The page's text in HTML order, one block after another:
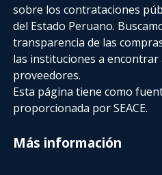
sobre los contrataciones
del Estado Peruano.
transparencia de las
las instituciones a encontrar
proveedores.
Esta página tiene como
proporcionada por SEACE.
Más información